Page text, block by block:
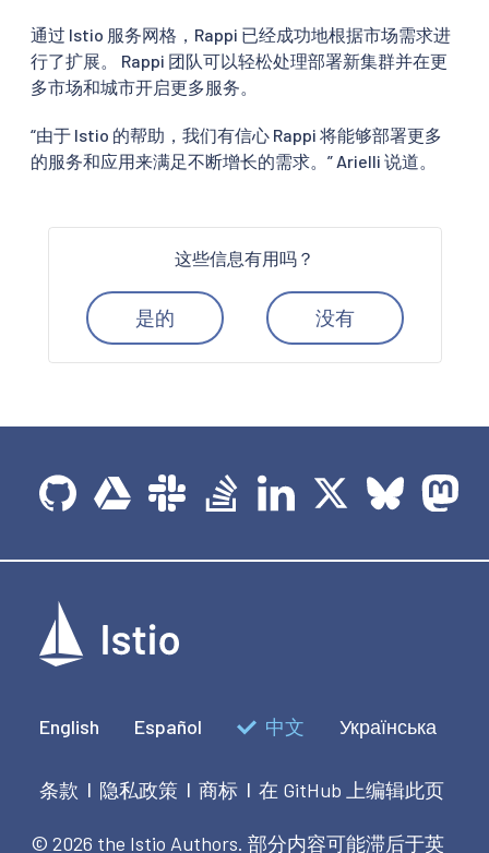
通过 Istio 服务网格，Rappi 已经成功地根据市场需求进
行了扩展。 Rappi 团队可以轻松处理部署新集群并在更
多市场和城市开启更多服务。
“由于 Istio 的帮助，我们有信心 Rappi 将能够部署更多
的服务和应用来满足不断增长的需求。” Arielli 说道。
这些信息有用吗？
是的 没有
English Español 中文 Українська
条款 | 隐私政策 | 商标 | 在 GitHub 上编辑此页
© 2026 the Istio Authors. 部分内容可能滞后于英